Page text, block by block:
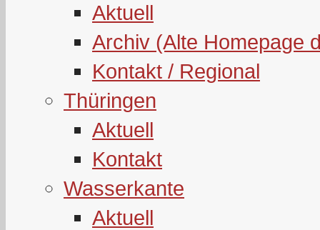
Aktuell
Archiv (Alte Homepage
Kontakt / Regional
Thüringen
Aktuell
Kontakt
Wasserkante
Aktuell